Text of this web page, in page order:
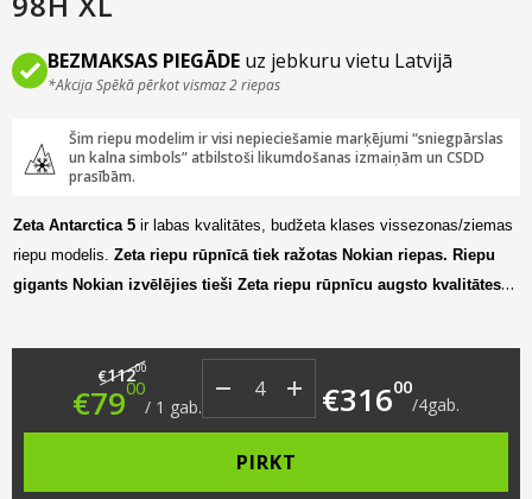
BEZMAKSAS PIEGĀDE uz jebkuru vietu Latvijā
*Akcija Spēkā pērkot vismaz 2 riepas
Šim riepu modelim ir visi nepieciešamie marķējumi “sniegpārslas
un kalna simbols” atbilstoši likumdošanas izmaiņām un CSDD
prasībām.
Zeta Antarctica 5 ir labas kvalitātes, budžeta klases vissezonas/ziemas
riepu modelis. Zeta riepu rūpnīcā tiek ražotas Nokian riepas. Riepu
gigants Nokian izvēlējies tieši Zeta riepu rūpnīcu augsto kvalitātes
un slapja asfalta, gan sniegā. Šis riepu modelis pieejams plašā izmēru
klāstā no R13 līdz R18 un paredzēts maza un vidēja izmēra vieglajām
automašīnām.
€11200 Original price was: €112.00.
€7900 Current price is: €79.00.
/ 1 gab. €31600
/4gab.
PIRKT